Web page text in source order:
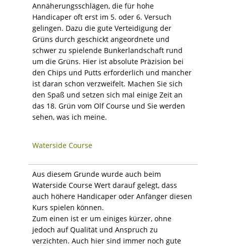
Annäherungsschlägen, die für hohe
Handicaper oft erst im 5. oder 6. Versuch
gelingen. Dazu die gute Verteidigung der
Grüns durch geschickt angeordnete und
schwer zu spielende Bunkerlandschaft rund
um die Grüns. Hier ist absolute Präzision bei
den Chips und Putts erforderlich und mancher
ist daran schon verzweifelt. Machen Sie sich
den Spaß und setzen sich mal einige Zeit an
das 18. Grün vom Olf Course und Sie werden
sehen, was ich meine.
Waterside Course
Aus diesem Grunde wurde auch beim
Waterside Course Wert darauf gelegt, dass
auch höhere Handicaper oder Anfänger diesen
Kurs spielen können.
Zum einen ist er um einiges kürzer, ohne
jedoch auf Qualität und Anspruch zu
verzichten. Auch hier sind immer noch gute